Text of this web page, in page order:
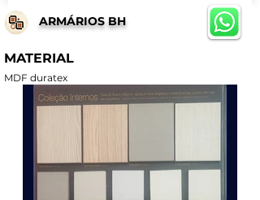
ARMÁRIOS BH
MATERIAL
MDF duratex